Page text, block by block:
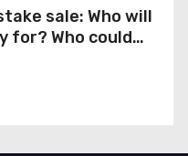
sale: Who will
for? Who could